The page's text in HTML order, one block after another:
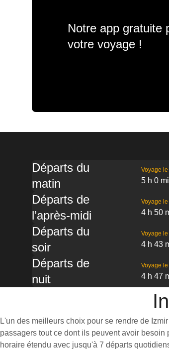
Notre app gratuite
votre voyage !
Départs du
matin
Voyage
5 h 0
Départs de
l’après-midi
Voyage
4 h 50
Départs du
soir
Voyage
4 h 43
Départs de
nuit
Voyage
4 h 47
L'un des meilleurs choix pour se rendre de
passagers tout ce dont ils peuvent avoir
horaire étendu avec jusqu'à 7 départs